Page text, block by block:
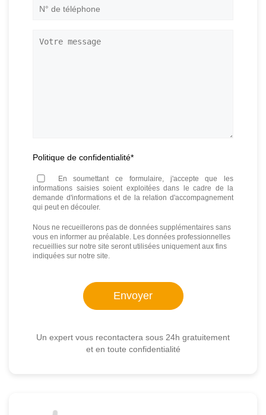
N°
Votre
Politique de confidentialité*
En soumettant ce formulaire, j'accepte que les
informations saisies soient exploitées dans le cadre de la
demande d'informations et de la relation d'accompagnement
qui peut en découler.
Nous ne recueillerons pas de données supplémentaires sans
vous en informer au préalable. Les données professionnelles
recueillies sur notre site seront utilisées uniquement aux fins
indiquées sur notre site.
Un expert vous recontactera sous 24h gratuitement
et en toute confidentialité